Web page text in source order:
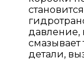
давление,
смазывает
детали,